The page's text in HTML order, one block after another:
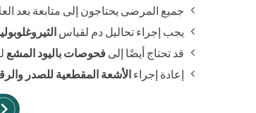
جميع المرضى يحتاجون إلى متابعة بعد
يجب إجراء تحاليل دم لقياس
قد تحتاج أيضًا إلى فحوصات باليود المشع
إعادة إجراءالأشعة المقطعية للصدر